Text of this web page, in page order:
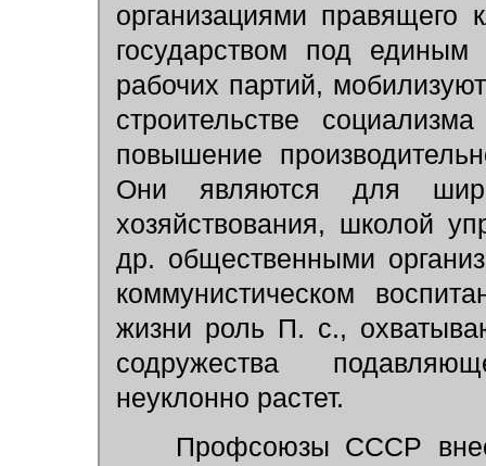
организациями правящего
государством под единым
рабочих партий,
строительстве
повышение
Они являются для
хозяйствования, школой
др. общественными
коммунистическом
жизни роль П. с.,
содружества
неуклонно растет.
Профсоюзы СССР